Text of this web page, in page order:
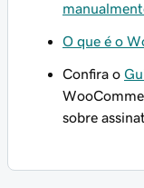
O que é o
Confira o
sobre